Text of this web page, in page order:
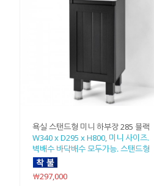
욕실 스탠드형 미니 하부장 285 블랙
W340 x D295 x H800, 미니 사이즈.
벽배수 바닥배수 모두가능. 스탠드형
￦297,000